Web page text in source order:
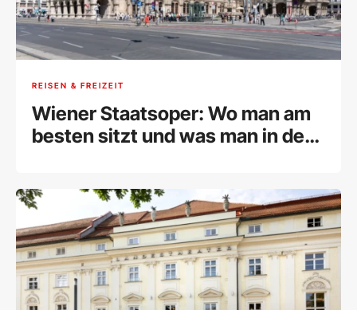
REISEN & FREIZEIT
Wiener Staatsoper: Wo man am
besten sitzt und was man in der